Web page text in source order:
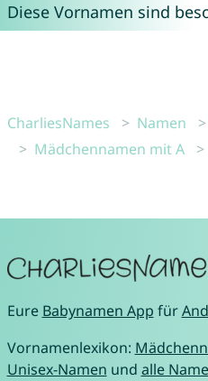
Diese Vornamen sind
CharliesNames Namen
Mädchennamen mit A
Eure Babynamen App für
Vornamenlexikon:
Unisex-Namen und alle